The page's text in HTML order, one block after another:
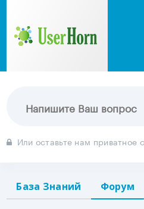
Или оставьте нам приватное
База Знаний Форум